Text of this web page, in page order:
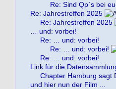
Re: Sind Qp`s bei
Re: Jahrestreffen 2025
Re: Jahrestreffen 2025
… und: vorbei!
Re: … und: vorbei!
Re: … und: vorbei!
Re: … und: vorbei!
Link für die
Chapter Hamburg sagt
und hier nun der Film ...